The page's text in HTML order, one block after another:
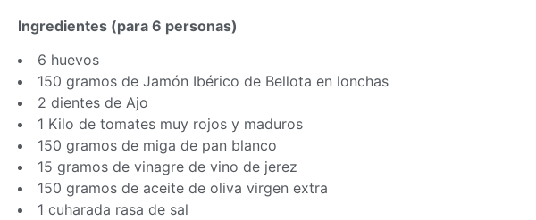
Ingredientes (para 6 personas)
6 huevos
150 gramos de Jamón Ibérico de Bellota en lonchas
2 dientes de Ajo
1 Kilo de tomates muy rojos y maduros
150 gramos de miga de pan blanco
15 gramos de vinagre de vino de jerez
150 gramos de aceite de oliva virgen extra
1 cuharada rasa de sal